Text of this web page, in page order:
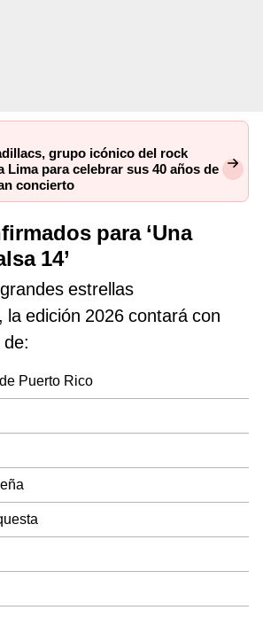
grupo icónico del rock
Lima para celebrar sus 40 años de
concierto
para ‘Una
14’
estrellas
la edición 2026 contará con
Puerto Rico